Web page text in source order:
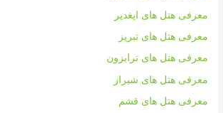
معرفی هتل های ایغدیر
معرفی هتل های تبریز
معرفی هتل های ترابزون
معرفی هتل های شیراز
معرفی هتل های قشم